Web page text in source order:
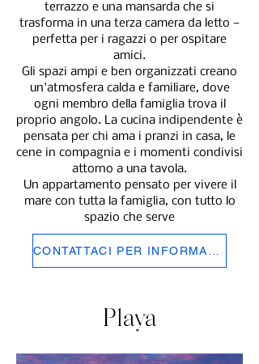
terrazzo e una mansarda che si
trasforma in una terza camera da letto —
perfetta per i ragazzi o per ospitare
amici.
Gli spazi ampi e ben organizzati creano
un'atmosfera calda e familiare, dove
ogni membro della famiglia trova il
proprio angolo. La cucina indipendente è
pensata per chi ama i pranzi in casa, le
cene in compagnia e i momenti condivisi
attorno a una tavola.
Un appartamento pensato per vivere il
mare con tutta la famiglia, con tutto lo
spazio che serve
Playa